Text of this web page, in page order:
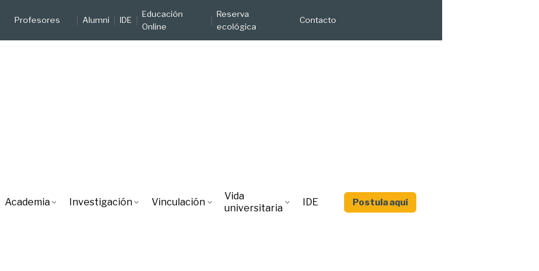
Profesores Alumni IDE
Educación
Online
Reserva
ecológica
Contacto
Academia Investigación Vinculación
Vida
universitaria
IDE Postula aquí